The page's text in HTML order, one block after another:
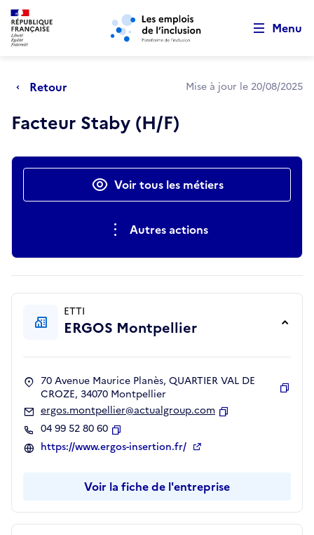
Aller au menu principal Aller au contenu principal
Menu
Retour Mise à jour le 20/08/2025
Facteur Staby (H/F)
Actions rapidesVoir tous les métiers
Autres actions
ETTI
ERGOS Montpellier
70 Avenue Maurice Planès, QUARTIER VAL DE
CROZE, 34070 Montpellier
ergos.montpellier@actualgroup.com
04 99 52 80 60
Copier
https://www.ergos-insertion.fr/
Voir la fiche de l'entreprise
Retour au début de la page
Panneau de gestion des cookies